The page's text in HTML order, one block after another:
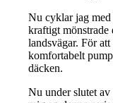
Nu cyklar jag
kraftigt mönstrade
landsvägar. För
komfortabelt
däcken.
Nu under slutet av